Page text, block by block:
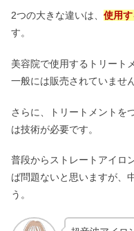
2つの大きな違いは、 使用
す。
美容院で使用するトリート
一般には販売されていません
さらに、トリートメントを
は技術が必要です。
普段からストレートアイロ
ば問題ないと思いますが、
う。